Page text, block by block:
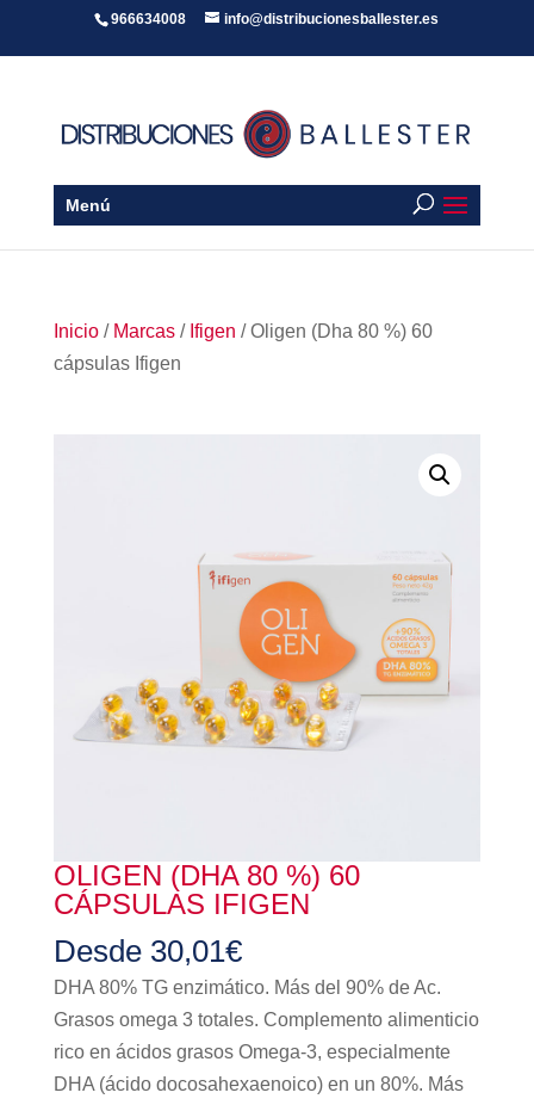
966634008 info@distribucionesballester.es
Menú
Inicio/ Marcas/ Ifigen / Oligen (Dha 80 %) 60
cápsulas Ifigen
OLIGEN (DHA 80 %) 60
CÁPSULAS IFIGEN
Desde 30,01€
DHA 80% TG enzimático. Más del 90% de Ac.
Grasos omega 3 totales. Complemento alimenticio
rico en ácidos grasos Omega-3, especialmente
DHA (ácido docosahexaenoico) en un 80%. Más